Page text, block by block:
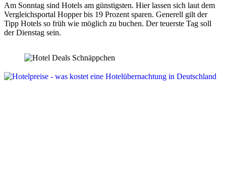
Am Sonntag sind Hotels am günstigsten. Hier lassen sich laut dem
Vergleichsportal Hopper bis 19 Prozent sparen. Generell gilt der
Tipp Hotels so früh wie möglich zu buchen. Der teuerste Tag soll
der Dienstag sein.